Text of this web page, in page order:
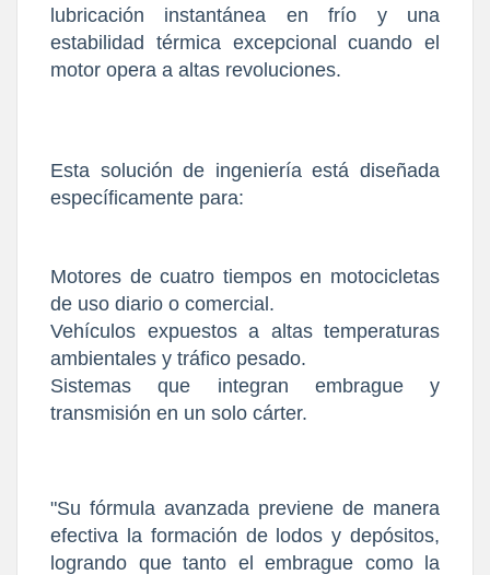
lubricación instantánea en frío y una
estabilidad térmica excepcional cuando el
motor opera a altas revoluciones.
Esta solución de ingeniería está diseñada
específicamente para:
Motores de cuatro tiempos en motocicletas
de uso diario o comercial.
Vehículos expuestos a altas temperaturas
ambientales y tráfico pesado.
Sistemas que integran embrague y
transmisión en un solo cárter.
"Su fórmula avanzada previene de manera
efectiva la formación de lodos y depósitos,
logrando que tanto el embrague como la